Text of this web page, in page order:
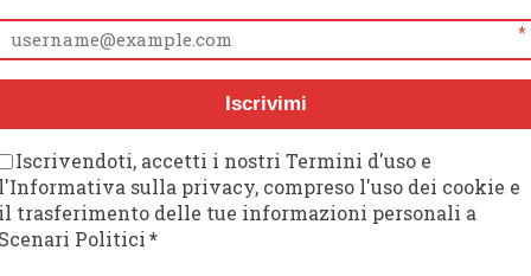
*
Iscrivimi
Iscrivendoti, accetti i nostri Termini d'uso e
sulla privacy, compreso l'uso dei cookie e
trasferimento delle tue informazioni personali a
Politici*